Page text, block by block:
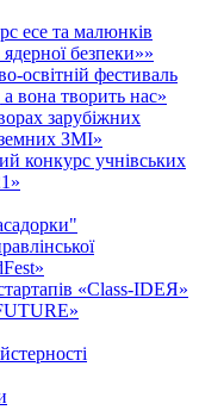
есе та малюнків
безпеки»»
освітній фестиваль
вона творить нас»
зарубіжних
ЗМІ»
конкурс учнівських
«Class-IDEЯ»